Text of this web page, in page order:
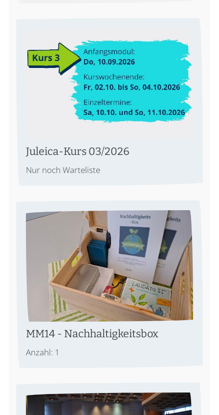
Juleica-Kurs 03/2026
Nur noch Warteliste
MM14 - Nachhaltigkeitsbox
Anzahl: 1